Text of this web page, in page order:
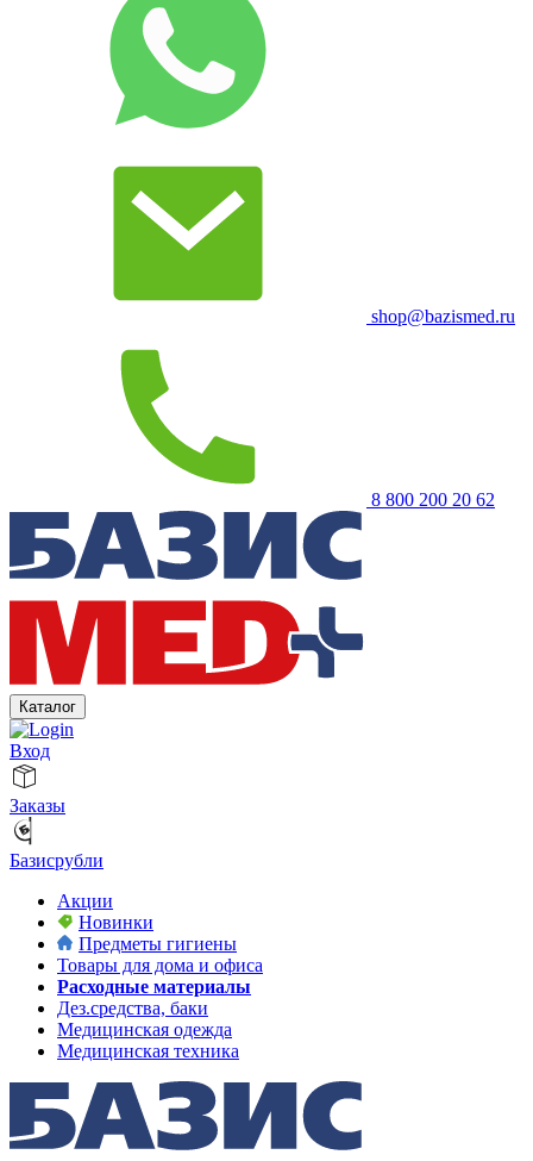
shop@bazismed.ru
8 800 200 20 62
Каталог
Вход
Заказы
Базисрубли
Акции
Новинки
Предметы гигиены
Товары для дома и офиса
Расходные материалы
Дез.средства, баки
Медицинская одежда
Медицинская техника